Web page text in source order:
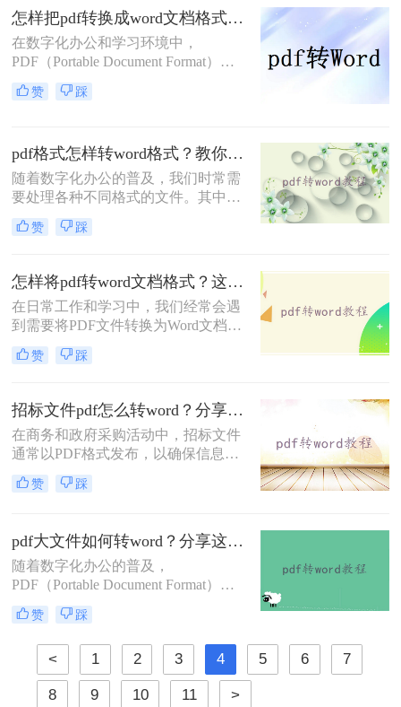
这对于预算有限的用户来说可能是一
个不小的障碍。幸运的是，还有一些
免费且高效的方法可以帮助我们实现
PDF到Word的转换。那么如何不花钱
将pdf转word呢？本文将详细介绍几种
不花钱将PDF转换为Word文档的实用
怎样把pdf转换成word文档格式？这三种方法帮你轻松解决！
在数字化办公和学习环境中，
PDF（Portable Document Format）因
其跨平台兼容性和内容稳定性而广受
欢迎。然而，当需要编辑或修改PDF
个常见的需求。那么怎样把pdf转换成
word文档格式呢？本文将详细介绍几
种高效将PDF转换为Word文档的方
赞 踩
pdf格式怎样转word格式？教你4种简单快速的方法！
随着数字化办公的普及，我们时常需
要处理各种不同格式的文件。其中，
PDF（便携式文档格式）因其能在任
何设备上保持一致的版面而广受欢
通常更为便捷。因此，掌握将PDF文
件转换为Word文档的方法，对于提高
工作效率至关重要。那么pdf格式怎样
转word格式呢？本文将详细介绍几种
将PDF转换为Word的有效方法。
赞 踩
怎样将pdf转word文档格式？这4个方法让你轻松掌握!
在日常工作和学习中，我们经常会遇
到需要将PDF文件转换为Word文档格
式的情况，以便进行编辑、修改或进
一步处理。PDF文件虽然具有良好的
意修改的特点，但在需要频繁编辑或
调整文档内容时，Word文档则显得更
为灵活和方便。那么怎样将pdf转word
文档格式呢？以下将介绍四种将PDF
转换为Word文档格式的方法，帮助您
轻松应对各种需求。
赞 踩
招标文件pdf怎么转word？分享二个高效方法！
在商务和政府采购活动中，招标文件
通常以PDF格式发布，以确保信息的
完整性和安全性。然而，对于需要编
辑、修改或重新排版招标文件的用户
格式成为了一个常见的需求。本文将
为您详细介绍招标文件pdf怎么转word
的几种高效方法。
赞 踩
pdf大文件如何转word？分享这三种方法！
随着数字化办公的普及，
PDF（Portable Document Format）和
Word文档已成为我们日常工作中不可
或缺的文件格式。然而，在处理大型
PDF文件时，我们有时需要将其转换
为Word格式以便进行编辑和修改。那
么pdf大文件如何转word呢？本文将详
细介绍几种将PDF大文件转换为Word
赞 踩
< 1 2 3 4 5 6 7
8 9 10 11 >